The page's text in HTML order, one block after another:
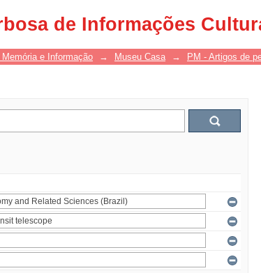
de Informações
e Informação → Museu Casa → PM - Artigos de